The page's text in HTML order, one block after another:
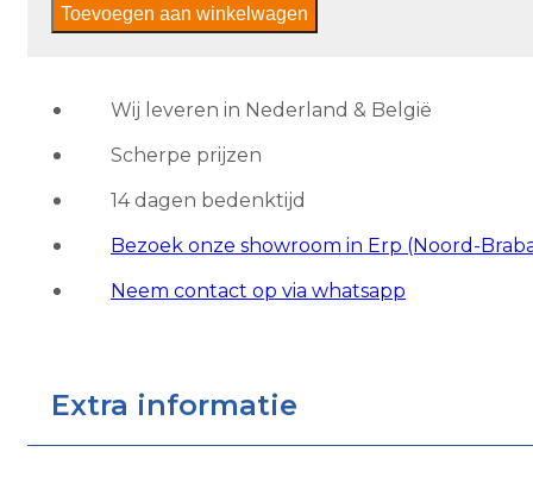
silva
Toevoegen aan winkelwagen
Wij leveren in Nederland & België
Scherpe prijzen
14 dagen bedenktijd
Bezoek onze showroom in Erp (Noord-
Neem contact op via whatsapp
Extra informatie